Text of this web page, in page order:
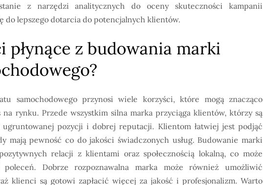
z narzędzi analitycznych do oceny skuteczności kampanii
do lepszego dotarcia do potencjalnych klientów.
płynące z budowania marki
samochodowego przynosi wiele korzyści, które mogą znacząco
rynku. Przede wszystkim silna marka przyciąga klientów, którzy są
pozycji i dobrej reputacji. Klientom łatwiej jest podjąć
mają pewność co do jakości świadczonych usług. Budowanie marki
relacji z klientami oraz społecznością lokalną, co może
Dobrze rozpoznawalna marka może również umożliwić
klienci są gotowi zapłacić więcej za jakość i profesjonalizm. Warto